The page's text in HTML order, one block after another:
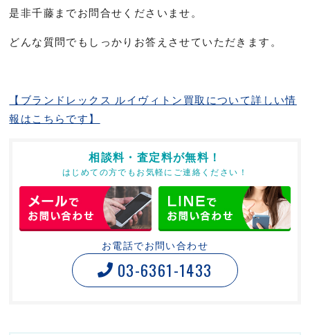
是非千藤までお問合せくださいませ。
どんな質問でもしっかりお答えさせていただきます。
【ブランドレックス ルイヴィトン買取について詳しい情
報はこちらです】
相談料・査定料が無料！
はじめての方でもお気軽にご連絡ください！
お電話でお問い合わせ
03-6361-1433